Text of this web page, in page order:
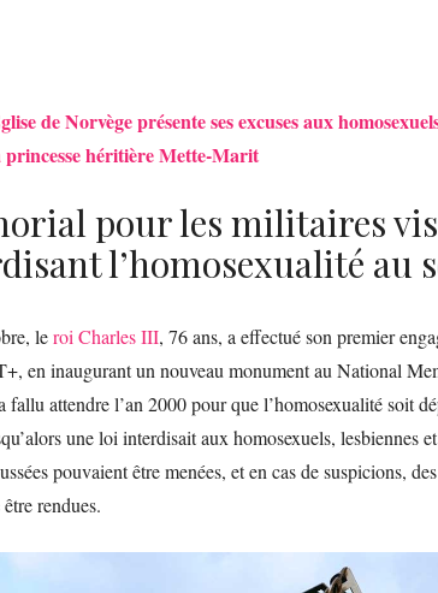
de Norvège présente ses excuses aux
princesse héritière Mette-Marit
pour les militaires
l’homosexualité au
leroi Charles III, 76 ans, a effectué son premier
en inaugurant un nouveau monument au National
attendre l’an 2000 pour que l’homosexualité soit
une loi interdisait aux homosexuels, lesbiennes
pouvaient être menées, et en cas de suspicions,
rendues.